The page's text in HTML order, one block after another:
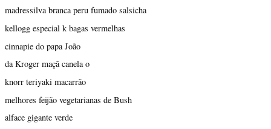
madressilva branca peru fumado salsicha
kellogg especial k bagas vermelhas
cinnapie do papa João
da Kroger maçã canela o
knorr teriyaki macarrão
melhores feijão vegetarianas de Bush
alface gigante verde